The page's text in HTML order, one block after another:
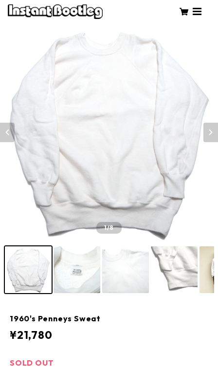
1/8
1960's Penneys Sweat
¥21,780
SOLD OUT